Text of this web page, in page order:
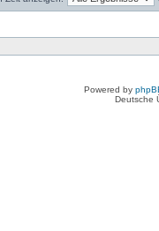
Powered by
Deutsche